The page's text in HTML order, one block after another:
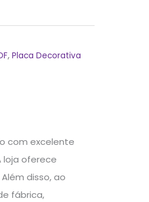
,Placa Decorativa
com excelente
loja oferece
disso, ao
fábrica,